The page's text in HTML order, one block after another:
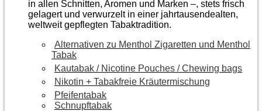
in allen Schnitten, Aromen und Marken –, stets frisch
gelagert und verwurzelt in einer jahrtausendealten,
weltweit gepflegten Tabaktradition.
Alternativen zu Menthol Zigaretten und Menthol
Tabak
Kautabak / Nicotine Pouches / Chewing bags
Nikotin + Tabakfreie Kräutermischung
Pfeifentabak
Schnupftabak